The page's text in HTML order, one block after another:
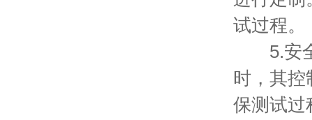
试过程。
5.安全
时，其控
保测试过